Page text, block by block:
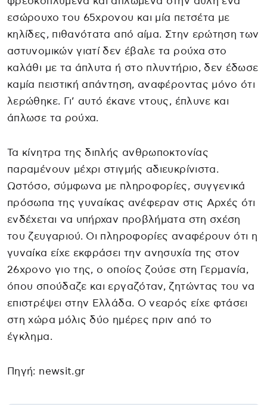
εσώρουχο του 65χρονου και μία πετσέτα με
κηλίδες, πιθανότατα από αίμα. Στην ερώτηση των
αστυνομικών γιατί δεν έβαλε τα ρούχα στο
καλάθι με τα άπλυτα ή στο πλυντήριο, δεν έδωσε
καμία πειστική απάντηση, αναφέροντας μόνο ότι
λερώθηκε. Γι’ αυτό έκανε ντους, έπλυνε και
άπλωσε τα ρούχα.
Τα κίνητρα της διπλής ανθρωποκτονίας
παραμένουν μέχρι στιγμής αδιευκρίνιστα.
Ωστόσο, σύμφωνα με πληροφορίες, συγγενικά
πρόσωπα της γυναίκας ανέφεραν στις Αρχές ότι
ενδέχεται να υπήρχαν προβλήματα στη σχέση
του ζευγαριού. Οι πληροφορίες αναφέρουν ότι η
γυναίκα είχε εκφράσει την ανησυχία της στον
26χρονο γιο της, ο οποίος ζούσε στη Γερμανία,
όπου σπούδαζε και εργαζόταν, ζητώντας του να
επιστρέψει στην Ελλάδα. Ο νεαρός είχε φτάσει
στη χώρα μόλις δύο ημέρες πριν από το
έγκλημα.
Πηγή: newsit.gr